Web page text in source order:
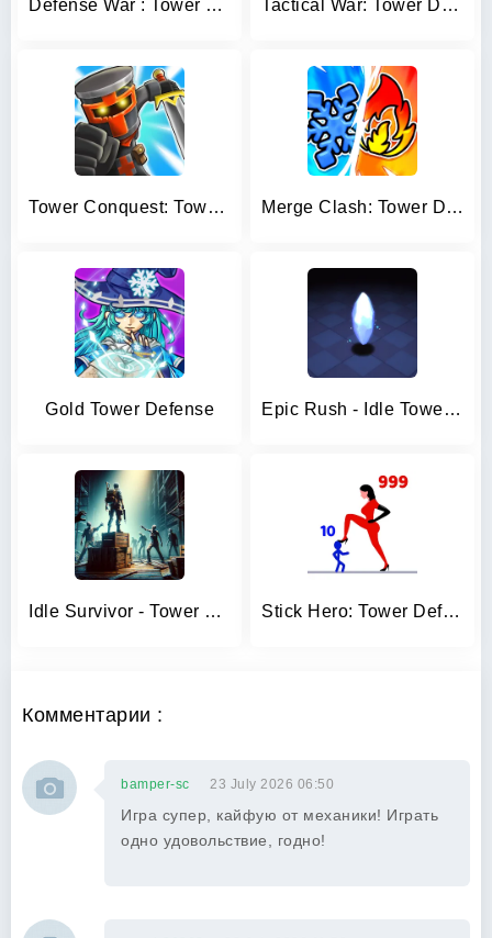
Defense War : Tower Defense Tactical War: Tower Defense
Tower Conquest: Tower Defense Merge Clash: Tower Defense TD
Gold Tower Defense Epic Rush - Idle Tower Defense
Idle Survivor - Tower Defense Stick Hero: Tower Defense
Комментарии :
bamper-sc 23 July 2026 06:50
Игра супер, кайфую от механики! Играть
одно удовольствие, годно!